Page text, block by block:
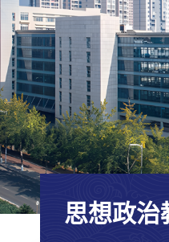
思想政治